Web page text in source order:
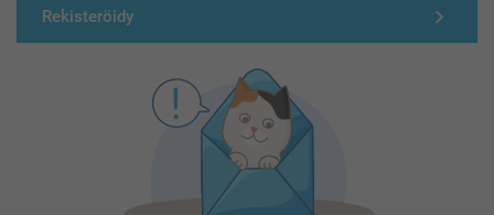
Rekisteröidy